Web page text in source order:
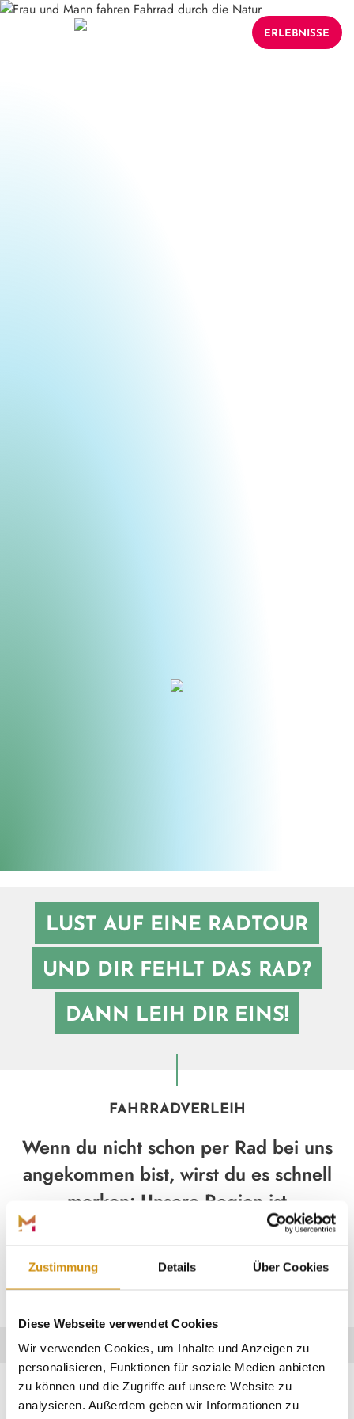
Zustimmung Details Über Cookies
Diese Webseite verwendet Cookies
Wir verwenden Cookies, um Inhalte und Anzeigen zu
personalisieren, Funktionen für soziale Medien anbieten
zu können und die Zugriffe auf unsere Website zu
analysieren. Außerdem geben wir Informationen zu
ERLEBNISSE
LUST AUF EINE RADTOUR
UND DIR FEHLT DAS RAD?
DANN LEIH DIR EINS!
FAHRRADVERLEIH
Wenn du nicht schon per Rad bei uns
angekommen bist, wirst du es schnell
merken: Unsere Region ist
prädestiniert für eine Radtour. Am
besten du reservierst dir dein Rad
schon vor deiner Anreise!